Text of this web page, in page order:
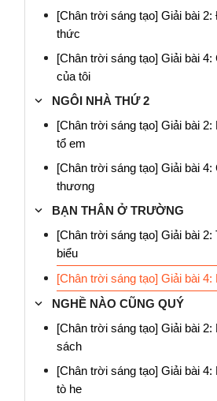
[Chân trời sáng tạo] Giải bài 2:
thức
[Chân trời sáng tạo] Giải bài 4:
của tôi
NGÔI NHÀ THỨ 2
[Chân trời sáng tạo] Giải bài 2:
tổ em
[Chân trời sáng tạo] Giải bài 4:
thương
BẠN THÂN Ở TRƯỜNG
[Chân trời sáng tạo] Giải bài 2:
biểu
[Chân trời sáng tạo] Giải bài 4:
NGHỀ NÀO CŨNG QUÝ
[Chân trời sáng tạo] Giải bài 2:
sách
[Chân trời sáng tạo] Giải bài
tò he